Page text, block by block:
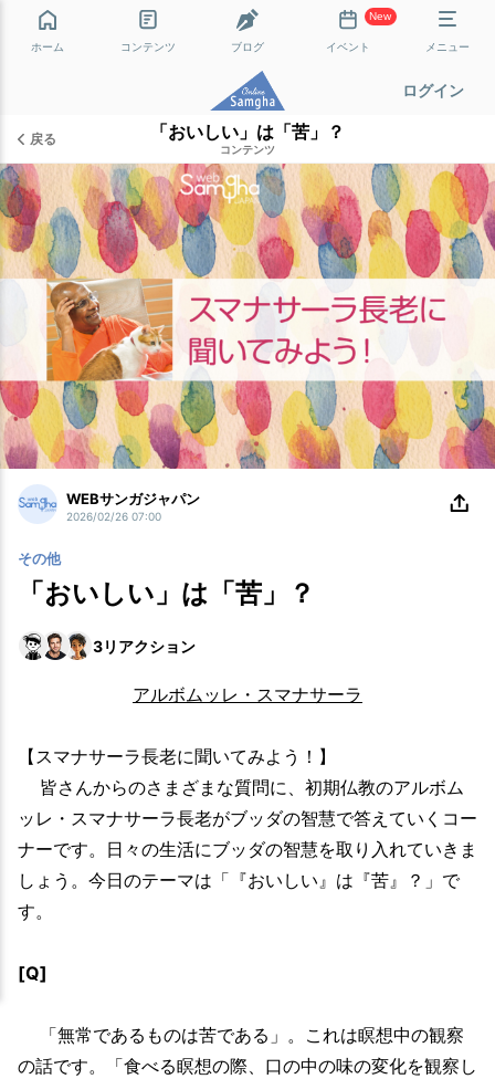
ホーム コンテンツ ブログ
New
イベント メニュー
ログイン
戻る 「おいしい」は「苦」？
コンテンツ
WEBサンガジャパン
2026/02/26 07:00
その他
「おいしい」は「苦」？
3リアクション
アルボムッレ・スマナサーラ
【スマナサーラ長老に聞いてみよう！】
皆さんからのさまざまな質問に、初期仏教のアルボム
ッレ・スマナサーラ長老がブッダの智慧で答えていくコー
ナーです。日々の生活にブッダの智慧を取り入れていきま
しょう。今日のテーマは「『おいしい』は『苦』？」で
す。
[Q]
「無常であるものは苦である」。これは瞑想中の観察
の話です。「食べる瞑想の際、口の中の味の変化を観察し